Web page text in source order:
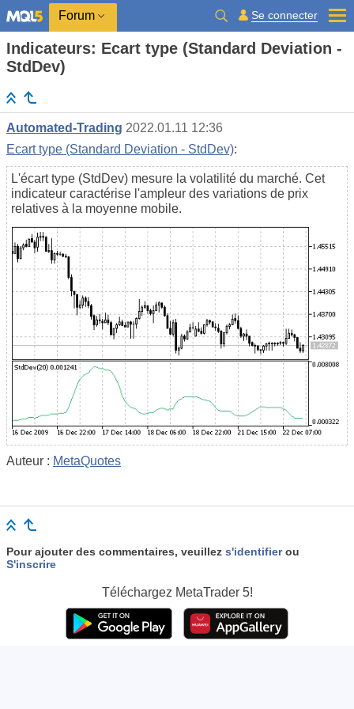
Forum Se connecter
Indicateurs: Ecart type (Standard Deviation -
StdDev)
Automated-Trading 2022.01.11 12:36
Ecart type (Standard Deviation - StdDev):
L'écart type (StdDev) mesure la volatilité du marché. Cet
indicateur caractérise l'ampleur des variations de prix
relatives à la moyenne mobile.
Auteur : MetaQuotes
Pour ajouter des commentaires, veuillez s'identifierou
S'inscrire
Téléchargez MetaTrader 5!